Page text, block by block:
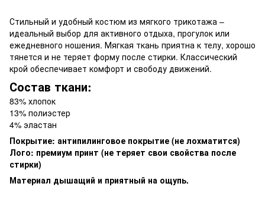
Стильный и удобный костюм из мягкого трикотажа –
идеальный выбор для активного отдыха, прогулок или
ежедневного ношения. Мягкая ткань приятна к телу, хорошо
тянется и не теряет форму после стирки. Классический
крой обеспечивает комфорт и свободу движений.
Состав ткани:
83% хлопок
13% полиэстер
4% эластан
Покрытие: антипилинговое покрытие (не лохматится)
Лого: премиум принт (не теряет свои свойства после
стирки)
Материал дышащий и приятный на ощупь.